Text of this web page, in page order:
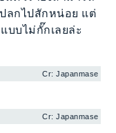
ลกไปสักหน่อย แต่
บบไม่กั๊กเลยล่ะ
Cr: Japanmase
Cr: Japanmase